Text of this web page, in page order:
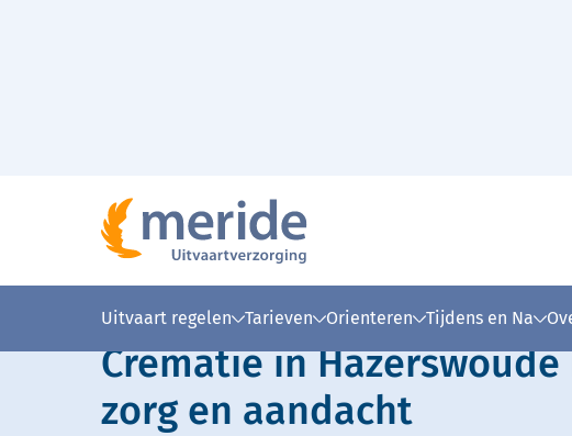
Uitvaart regelen Tarieven Orienteren Tijdens en Na
Lees voor Uitleg woorden Simpele tekst
Crematie in
zorg en aandacht